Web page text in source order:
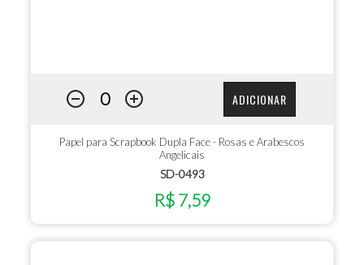
ADICIONAR
Papel para Scrapbook Dupla Face - Rosas e Arabescos
Angelicais
SD-0493
R$ 7,59